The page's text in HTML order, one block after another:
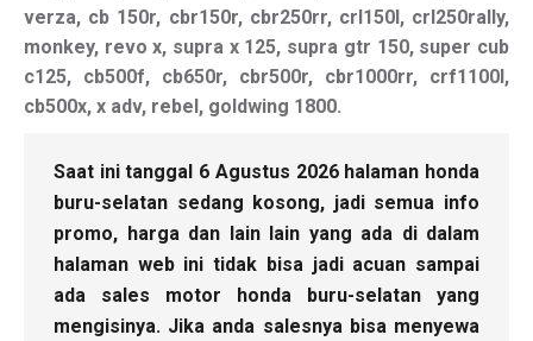
verza, cb 150r, cbr150r, cbr250rr, crl150l, crl250rally,
monkey, revo x, supra x 125, supra gtr 150, super cub
c125, cb500f, cb650r, cbr500r, cbr1000rr, crf1100l,
cb500x, x adv, rebel, goldwing 1800.
Saat ini tanggal 6 Agustus 2026 halaman honda
buru-selatan sedang kosong, jadi semua info
promo, harga dan lain lain yang ada di dalam
halaman web ini tidak bisa jadi acuan sampai
ada sales motor honda buru-selatan yang
mengisinya. Jika anda salesnya bisa menyewa